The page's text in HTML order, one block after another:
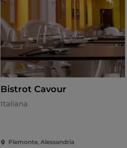
Bistrot Cavour
Italiana
Piemonte, Alessandria